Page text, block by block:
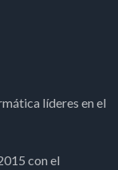
líderes en el
con el